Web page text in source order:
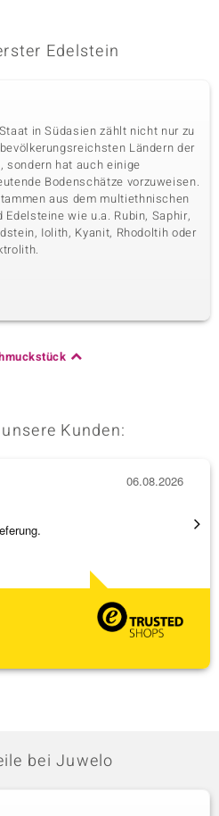
Edelstein
in Südasien zählt nicht nur zu
Ländern der
sondern hat auch einige
Bodenschätze vorzuweisen.
aus dem multiethnischen
Edelsteine wie u.a. Rubin, Saphir,
Iolith, Kyanit, Rhodoltih oder
Kunden:
06.08.2026
Bin
bei Juwelo